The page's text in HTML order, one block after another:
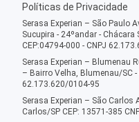
Políticas de Privacidade
Serasa Experian – São Paulo
Sucupira - 24ºandar -
CEP:04794-000 - CNPJ
Serasa Experian – Blumenau
– Bairro Velha, Blumenau/SC -
62.173.620/0104-95
Serasa Experian – São Carlos
Carlos/SP CEP: 13571-385